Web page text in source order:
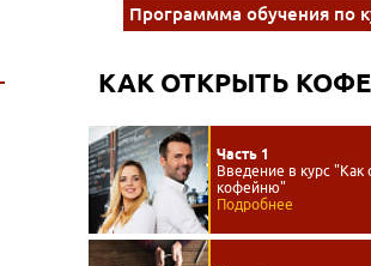
Программма обучения по
КАК ОТКРЫТЬ
Часть 1
Введение в курс "Как
кофейню"
Подробнее